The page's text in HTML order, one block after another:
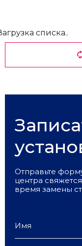
списка..
Отправьте
центра
время замены